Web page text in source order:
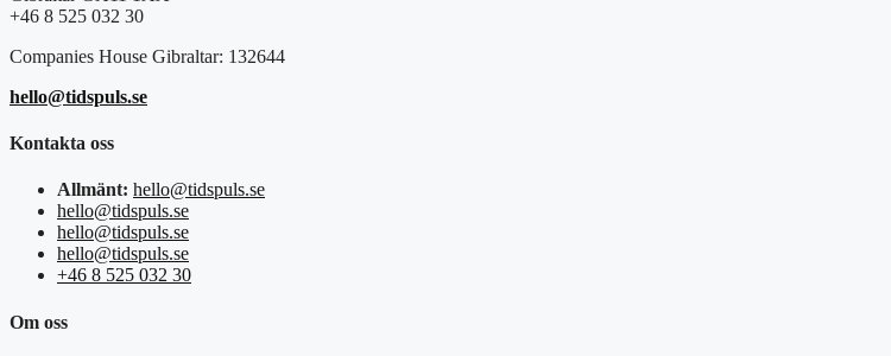
+46 8 525 032 30
Companies House Gibraltar: 132644
hello@tidspuls.se
Kontakta oss
Allmänt: hello@tidspuls.se
hello@tidspuls.se
hello@tidspuls.se
hello@tidspuls.se
+46 8 525 032 30
Om oss